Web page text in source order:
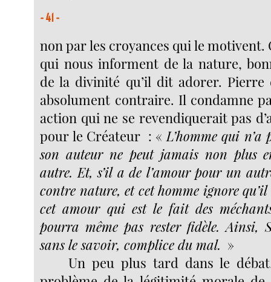
- 41 -
non par les croyances qui le motivent.
qui nous informent de la nature,
de la divinité qu’il dit adorer. Pierre
absolument contraire. Il condamne
action qui ne se revendiquerait pas
pour le Créateur : «L’homme qui n’a
son auteur ne peut jamais non plus
autre. Et, s’il a de l’amour pour un
contre nature, et cet homme ignore
cet amour qui est le fait des
pourra même pas rester fidèle. Ainsi,
sans le savoir, complice du mal. »
Un peu plus tard dans le